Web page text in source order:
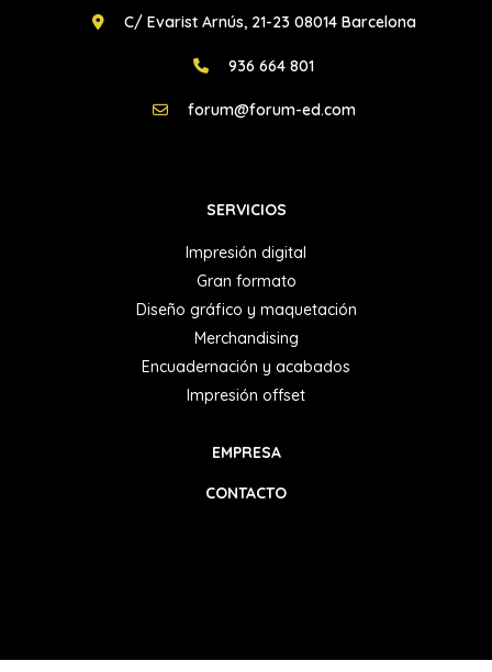
C/ Evarist Arnús, 21-23 08014 Barcelona
936 664 801
forum@forum-ed.com
SERVICIOS
Impresión digital
Gran formato
Diseño gráfico y maquetación
Merchandising
Encuadernación y acabados
Impresión offset
EMPRESA
CONTACTO